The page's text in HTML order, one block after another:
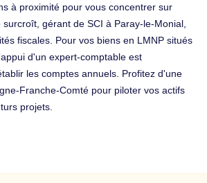
à proximité pour vous concentrer sur
gérant de SCI à Paray-le-Monial,
fiscales. Pour vos biens en LMNP situés
d'un expert-comptable est
les comptes annuels. Profitez d'une
Franche-Comté pour piloter vos actifs
projets.